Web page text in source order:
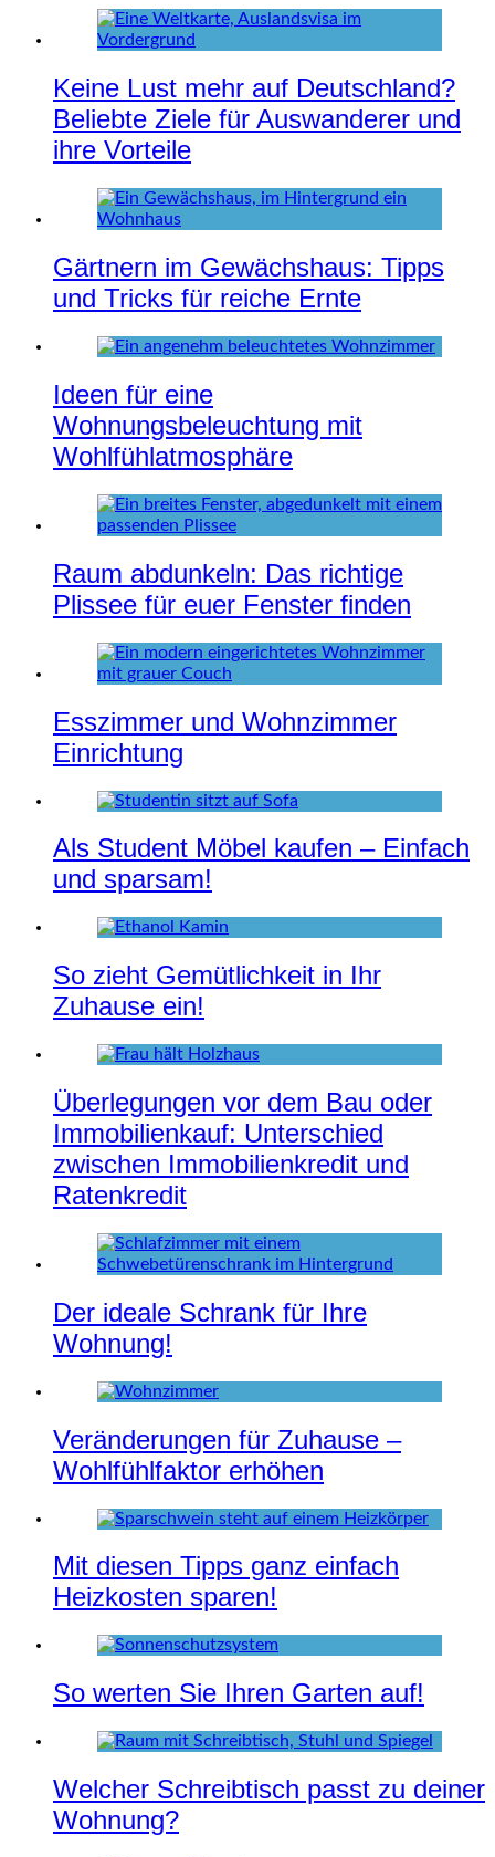
Keine Lust mehr auf Deutschland?
Beliebte Ziele für Auswanderer und
ihre Vorteile
Gärtnern im Gewächshaus: Tipps
und Tricks für reiche Ernte
Ideen für eine
Wohnungsbeleuchtung mit
Wohlfühlatmosphäre
Raum abdunkeln: Das richtige
Plissee für euer Fenster finden
Esszimmer und Wohnzimmer
Einrichtung
Als Student Möbel kaufen – Einfach
und sparsam!
So zieht Gemütlichkeit in Ihr
Zuhause ein!
Überlegungen vor dem Bau oder
Immobilienkauf: Unterschied
zwischen Immobilienkredit und
Ratenkredit
Der ideale Schrank für Ihre
Wohnung!
Veränderungen für Zuhause –
Wohlfühlfaktor erhöhen
Mit diesen Tipps ganz einfach
Heizkosten sparen!
So werten Sie Ihren Garten auf!
Welcher Schreibtisch passt zu deiner
Wohnung?